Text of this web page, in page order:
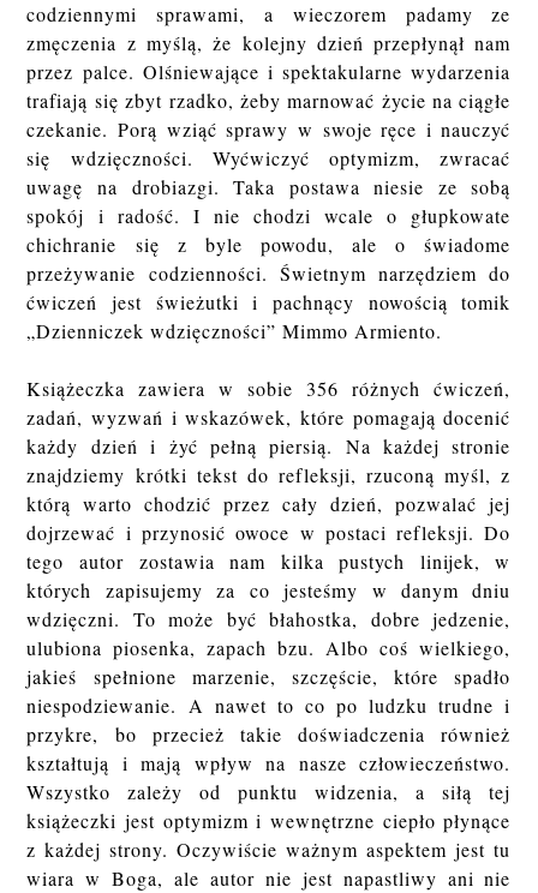
codziennymi sprawami, a wieczorem padamy ze
zmęczenia z myślą, że kolejny dzień przepłynął nam
przez palce. Olśniewające i spektakularne wydarzenia
trafiają się zbyt rzadko, żeby marnować życie na ciągłe
czekanie. Porą wziąć sprawy w swoje ręce i nauczyć
się wdzięczności. Wyćwiczyć optymizm, zwracać
uwagę na drobiazgi. Taka postawa niesie ze sobą
spokój i radość. I nie chodzi wcale o głupkowate
chichranie się z byle powodu, ale o świadome
przeżywanie codzienności. Świetnym narzędziem do
ćwiczeń jest świeżutki i pachnący nowością tomik
„Dzienniczek wdzięczności” Mimmo Armiento.
Książeczka zawiera w sobie 356 różnych ćwiczeń,
zadań, wyzwań i wskazówek, które pomagają docenić
każdy dzień i żyć pełną piersią. Na każdej stronie
znajdziemy krótki tekst do refleksji, rzuconą myśl, z
którą warto chodzić przez cały dzień, pozwalać jej
dojrzewać i przynosić owoce w postaci refleksji. Do
tego autor zostawia nam kilka pustych linijek, w
których zapisujemy za co jesteśmy w danym dniu
wdzięczni. To może być błahostka, dobre jedzenie,
ulubiona piosenka, zapach bzu. Albo coś wielkiego,
jakieś spełnione marzenie, szczęście, które spadło
niespodziewanie. A nawet to co po ludzku trudne i
przykre, bo przecież takie doświadczenia również
kształtują i mają wpływ na nasze człowieczeństwo.
Wszystko zależy od punktu widzenia, a siłą tej
książeczki jest optymizm i wewnętrzne ciepło płynące
z każdej strony. Oczywiście ważnym aspektem jest tu
wiara w Boga, ale autor nie jest napastliwy ani nie